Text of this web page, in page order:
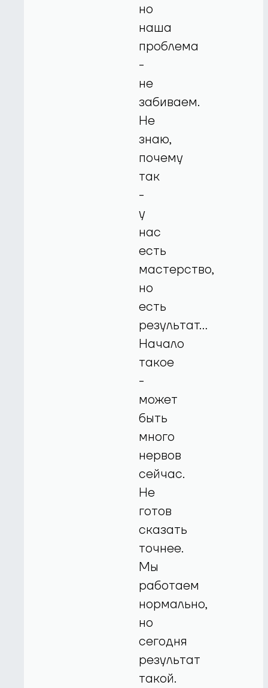
но
наша
проблема
-
не
забиваем.
Не
знаю,
почему
так
-
у
нас
есть
мастерство,
но
есть
результат…
Начало
такое
-
может
быть
много
нервов
сейчас.
Не
готов
сказать
точнее.
Мы
работаем
нормально,
но
сегодня
результат
такой.